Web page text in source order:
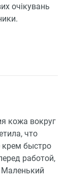
очікувань
кожа вокруг
что
быстро
работой,